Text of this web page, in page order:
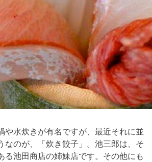
や水炊きが有名ですが、最近それに並
なのが、「炊き餃子」。池三郎は、そ
る池田商店の姉妹店です。その他にも